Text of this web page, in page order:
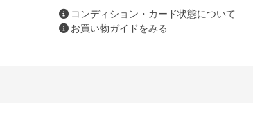
コンディション・カード状態について
お買い物ガイドをみる